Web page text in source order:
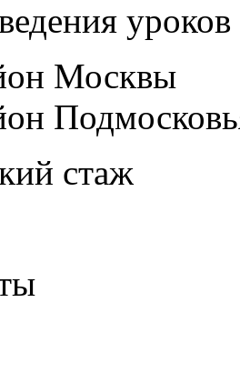
уроков
Москвы
стаж